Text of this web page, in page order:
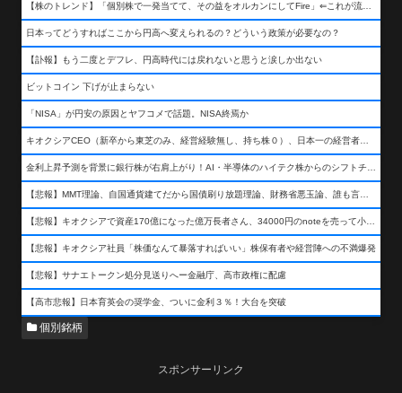
【株のトレンド】「個別株で一発当てて、その益をオルカンにしてFire」⇐これが流行ってるらしい
日本ってどうすればここから円高へ変えられるの？どういう政策が必要なの？
【訃報】もう二度とデフレ、円高時代には戻れないと思うと涙しか出ない
ビットコイン 下げが止まらない
「NISA」が円安の原因とヤフコメで話題。NISA終焉か
キオクシアCEO（新卒から東芝のみ、経営経験無し、持ち株０）、日本一の経営者になる…
金利上昇予測を背景に銀行株が右肩上がり！AI・半導体のハイテク株からのシフトチェンジも
【悲報】MMT理論、自国通貨建てだから国債刷り放題理論、財務省悪玉論、誰も言わなくなるwwwwwwwwwwwwwww
【悲報】キオクシアで資産170億になった億万長者さん、34000円のnoteを売って小銭を稼いでしまうwwwwwwwwwwwwwwwwwwww
【悲報】キオクシア社員「株価なんて暴落すればいい」株保有者や経営陣への不満爆発
【悲報】サナエトークン処分見送りへー金融庁、高市政権に配慮
【高市悲報】日本育英会の奨学金、ついに金利３％！大台を突破
個別銘柄
スポンサーリンク